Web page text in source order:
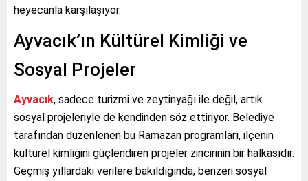
heyecanla karşılaşıyor.
Ayvacık’ın Kültürel Kimliği ve
Sosyal Projeler
Ayvacık, sadece turizmi ve zeytinyağı ile değil, artık
sosyal projeleriyle de kendinden söz ettiriyor. Belediye
tarafından düzenlenen bu Ramazan programları, ilçenin
kültürel kimliğini güçlendiren projeler zincirinin bir halkasıdır.
Geçmiş yıllardaki verilere bakıldığında, benzeri sosyal